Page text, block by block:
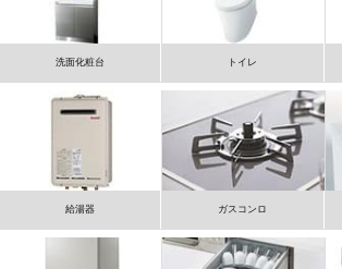
洗面化粧台 トイレ
給湯器 ガスコンロ